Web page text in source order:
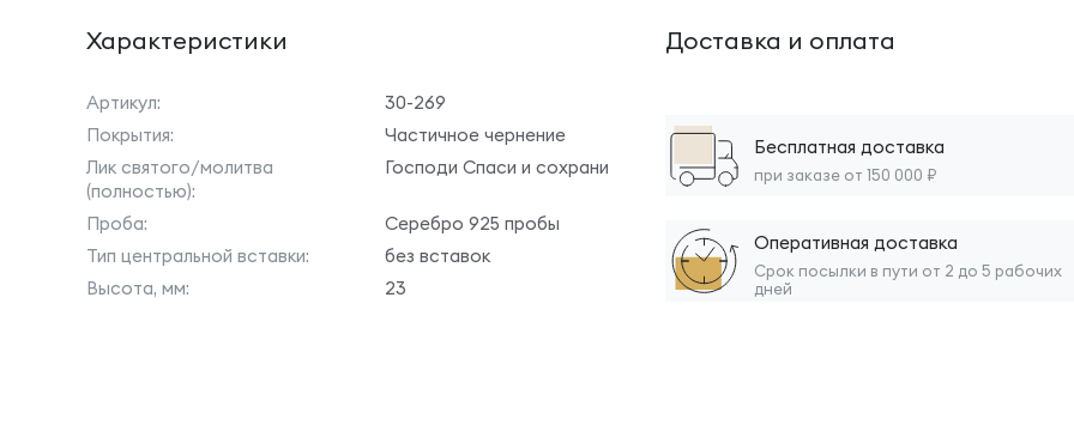
Характеристики
Артикул:
30-269
Покрытия:
Частичное чернение
Лик святого/молитва
(полностью):
Господи Спаси и сохрани
Проба:
Серебро 925 пробы
Тип центральной вставки:
без вставок
Высота, мм:
23
Доставка и оплата
Бесплатная доставка
при заказе от 150 000 ₽
Оперативная доставка
Срок посылки в пути от 2 до 5 рабочих
дней